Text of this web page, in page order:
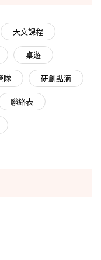
天文課程
桌遊
隊 研創點滴
聯絡表